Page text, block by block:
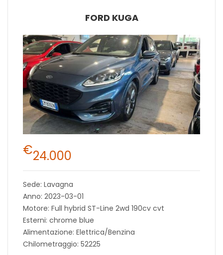
FORD KUGA
€24.000
Sede: Lavagna
Anno: 2023-03-01
Motore: Full hybrid ST-Line 2wd 190cv cvt
Esterni: chrome blue
Alimentazione: Elettrica/Benzina
Chilometraggio: 52225